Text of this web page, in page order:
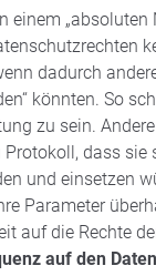
einem
dadurch
könnten. So
zu sein.
dass sie
und einsetzen
Parameter
auf die Rechte
auf den